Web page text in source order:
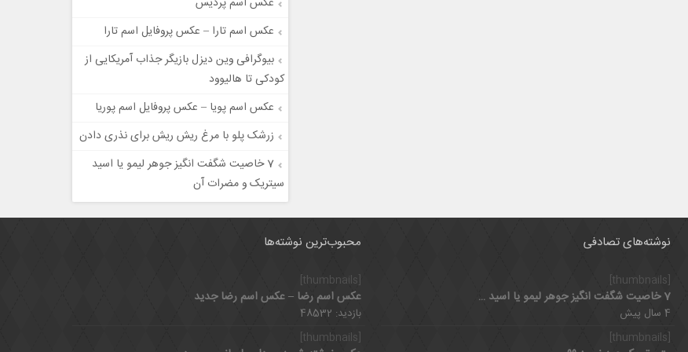
عکس اسم تارا – عکس پروفایل اسم تارا
بیوگرافی وین دیزل بازیگر جذاب آمریکایی از
کودکی تا هالیوود
عکس اسم پویا – عکس پروفایل اسم پوریا
زرشک پلو با مرغ ریش ریش برای نذری دادن
7 خاصیت شگفت انگیز جوهر لیمو یا اسید
سیتریک و مضرات آن
نوشته‌های تصادفی
[thumbnails]
7 خاصیت شگفت انگیز جوهر لیمو یا اسید سیتریک و مضرات آن
4 سال پیش
[thumbnails]
محبوب‌ترین نوشته‌ها
[thumbnails]
عکس اسم رضا – عکس اسم رضا جدید
بازدید: 48532
[thumbnails]